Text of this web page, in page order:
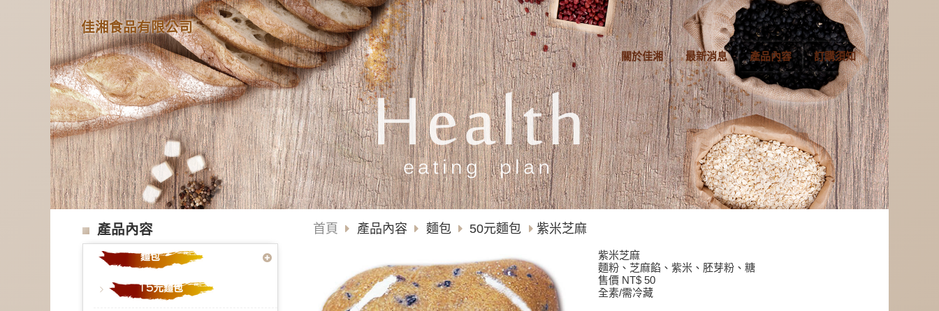
佳湘食品有限公司
關於佳湘 最新消息 產品內容 訂購須知
產品內容 首頁 產品內容 麵包 50元麵包 紫米芝麻
紫米芝麻
麵粉、芝麻餡、紫米、胚芽粉、糖
售價 NT$ 50
全素/需冷藏